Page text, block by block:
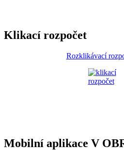
Klikací rozpočet
Rozklikávací
Mobilní aplikace V